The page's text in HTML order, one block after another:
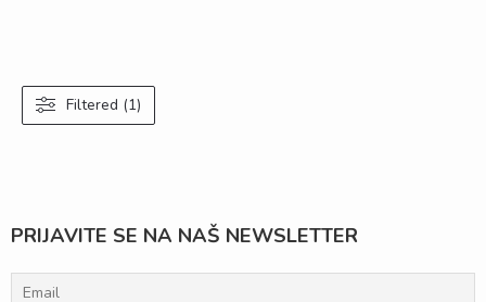
Filtered (1)
PRIJAVITE SE NA NAŠ NEWSLETTER